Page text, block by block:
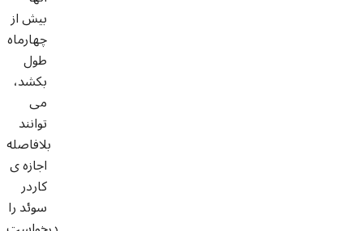
بیش از
چهارماه
طول
بکشد،
می
توانند
بلافاصله
اجازه ی
کاردر
سوئد را